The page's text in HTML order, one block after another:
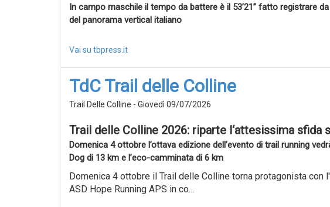
In campo maschile il tempo da battere è il 53’21” fatto registrare
del panorama vertical italiano
Vai su tbpress.it
TdC Trail delle Colline
Trail Delle Colline - Giovedì 09/07/2026
Trail delle Colline 2026: riparte l‘attesissima sfida
Domenica 4 ottobre l’ottava edizione dell’evento di trail running
Dog di 13 km e l’eco-camminata di 6 km
Domenica 4 ottobre il Trail delle Colline torna protagonista
ASD Hope Running APS in co...